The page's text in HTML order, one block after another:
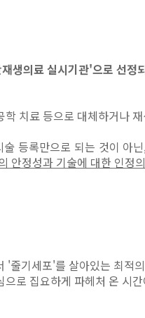
생의료 실시기관'으로 선정
치료 등으로 대체하거나
등록만으로 되는 것이 아
안정성과 기술에 대한 인정
기세포'를 살아있는 최적
로 집요하게 파헤처 온